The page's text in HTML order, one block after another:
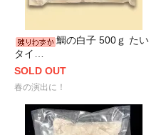
鯛の白子 500ｇ たい
タイ…
SOLD OUT
春の演出に！